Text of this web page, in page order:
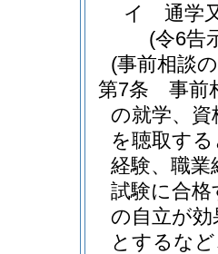
イ
通学
(令6告
(事前相談
第7条
事前
の就学、資
を聴取す
経験、職業
試験に合
の自立が
とするな